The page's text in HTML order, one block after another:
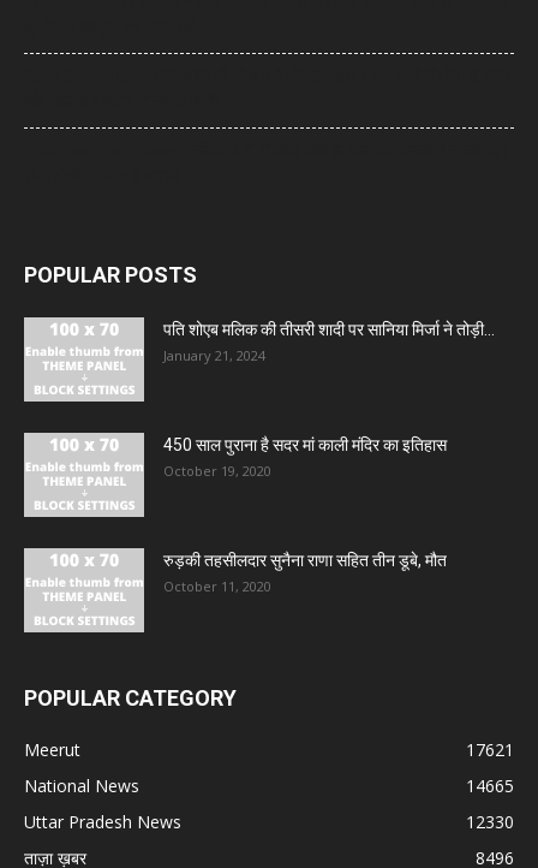
POPULAR POSTS
पति शोएब मलिक की तीसरी शादी पर सानिया मिर्जा ने तोड़ी...
January 21, 2024
450 साल पुराना है सदर मां काली मंदिर का इतिहास
October 19, 2020
रुड़की तहसीलदार सुनैना राणा सहित तीन डूबे, मौत
October 11, 2020
POPULAR CATEGORY
Meerut
17621
National News
14665
Uttar Pradesh News
12330
ताज़ा ख़बर
8496